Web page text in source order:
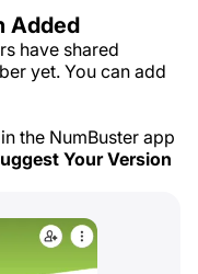
Added
have shared
yet. You can add
the NumBuster app
Your Version